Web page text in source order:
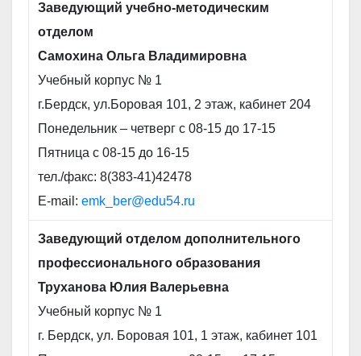
Заведующий учебно-методическим
отделом
Самохина Ольга Владимировна
Учебный корпус № 1
г.Бердск, ул.Боровая 101, 2 этаж, кабинет 204
Понедельник – четверг с 08-15 до 17-15
Пятница с 08-15 до 16-15
тел./факс: 8(383-41)42478
E-mail: emk_ber@edu54.ru
Заведующий отделом дополнительного
профессионального образования
Труханова Юлия Валерьевна
Учебный корпус № 1
г. Бердск, ул. Боровая 101, 1 этаж, кабинет 101